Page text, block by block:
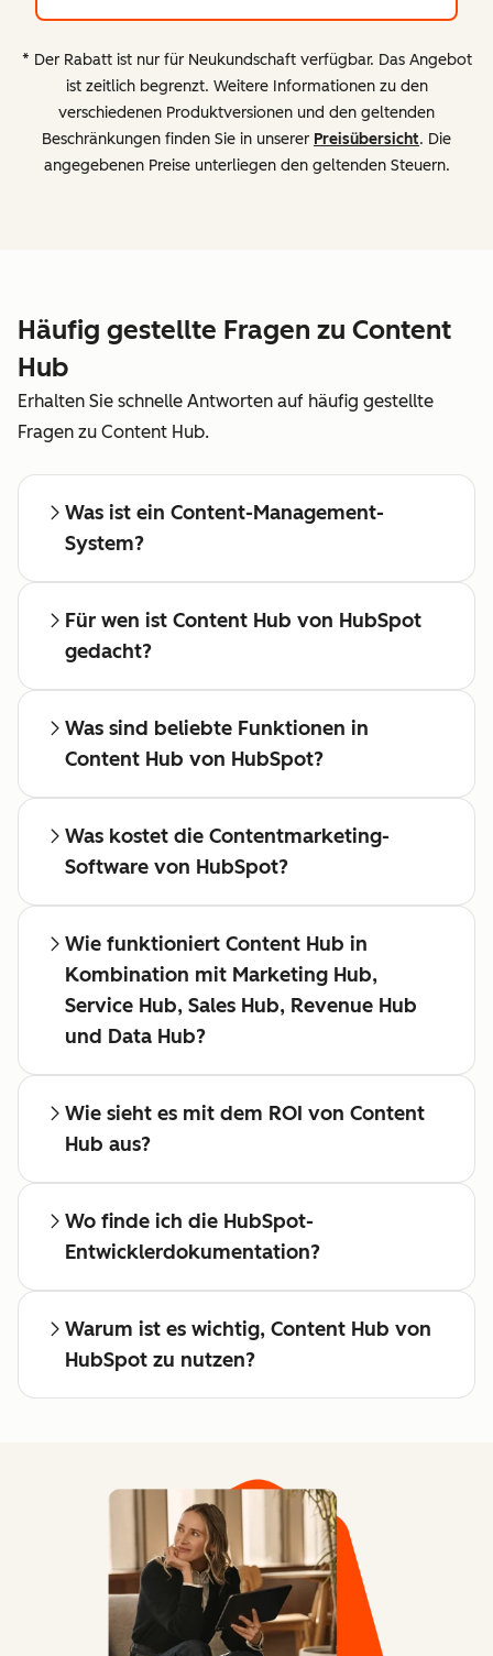
* Der Rabatt ist nur für Neukundschaft verfügbar. Das Angebot
ist zeitlich begrenzt. Weitere Informationen zu den
verschiedenen Produktversionen und den geltenden
Beschränkungen finden Sie in unserer Preisübersicht. Die
angegebenen Preise unterliegen den geltenden Steuern.
Häufig gestellte Fragen zu Content
Hub
Erhalten Sie schnelle Antworten auf häufig gestellte
Fragen zu Content Hub.
Was ist ein Content-Management-
System?
Für wen ist Content Hub von HubSpot
gedacht?
Was sind beliebte Funktionen in
Content Hub von HubSpot?
Was kostet die Contentmarketing-
Software von HubSpot?
Wie funktioniert Content Hub in
Kombination mit Marketing Hub,
Service Hub, Sales Hub, Revenue Hub
und Data Hub?
Wie sieht es mit dem ROI von Content
Hub aus?
Wo finde ich die HubSpot-
Entwicklerdokumentation?
Warum ist es wichtig, Content Hub von
HubSpot zu nutzen?